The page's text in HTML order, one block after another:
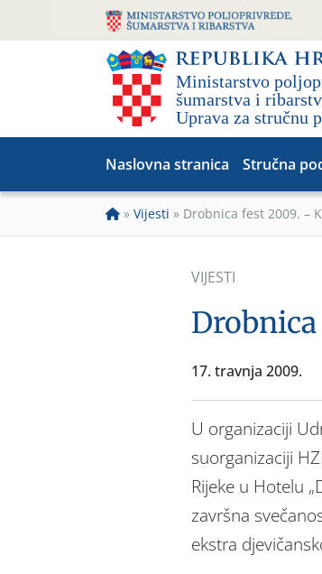
Naslovna stranica Stručna
» Vijesti » Drobnica fest 2009. –
VIJESTI
17. travnja 2009.
U organizaciji
suorganizaciji
Rijeke u Hotelu
završna
ekstra